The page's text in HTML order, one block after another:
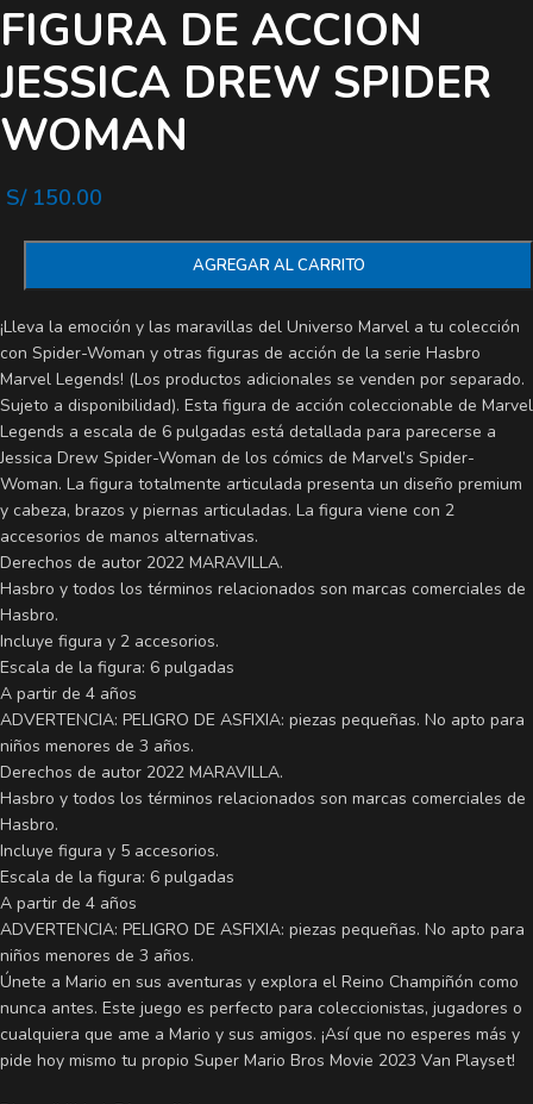
FIGURA DE ACCION
JESSICA DREW SPIDER
WOMAN
S/150.00
AGREGAR AL CARRITO
¡Lleva la emoción y las maravillas del Universo Marvel a tu colección
con Spider-Woman y otras figuras de acción de la serie Hasbro
Marvel Legends! (Los productos adicionales se venden por separado.
Sujeto a disponibilidad). Esta figura de acción coleccionable de Marvel
Legends a escala de 6 pulgadas está detallada para parecerse a
Jessica Drew Spider-Woman de los cómics de Marvel’s Spider-
Woman. La figura totalmente articulada presenta un diseño premium
y cabeza, brazos y piernas articuladas. La figura viene con 2
accesorios de manos alternativas.
Derechos de autor 2022 MARAVILLA.
Hasbro y todos los términos relacionados son marcas comerciales de
Hasbro.
Incluye figura y 2 accesorios.
Escala de la figura: 6 pulgadas
A partir de 4 años
ADVERTENCIA: PELIGRO DE ASFIXIA: piezas pequeñas. No apto para
niños menores de 3 años.
Derechos de autor 2022 MARAVILLA.
Hasbro y todos los términos relacionados son marcas comerciales de
Hasbro.
Incluye figura y 5 accesorios.
Escala de la figura: 6 pulgadas
A partir de 4 años
ADVERTENCIA: PELIGRO DE ASFIXIA: piezas pequeñas. No apto para
niños menores de 3 años.
Únete a Mario en sus aventuras y explora el Reino Champiñón como
nunca antes. Este juego es perfecto para coleccionistas, jugadores o
cualquiera que ame a Mario y sus amigos. ¡Así que no esperes más y
pide hoy mismo tu propio Super Mario Bros Movie 2023 Van Playset!